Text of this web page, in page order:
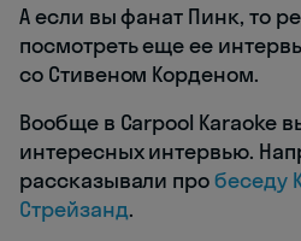
А если вы фанат Пинк, то
посмотреть еще ее
со Стивеном Корденом.
Вообще в Carpool Karaoke
интересных интервью.
рассказывали пробеседу
Стрейзанд.